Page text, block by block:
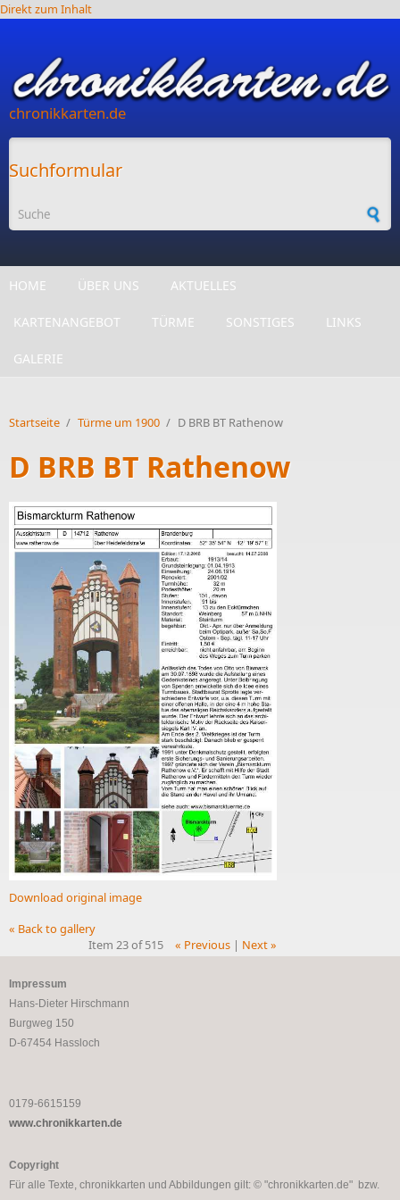
Direkt zum Inhalt
chronikkarten.de
Suchformular
HOME ÜBER UNS AKTUELLES
KARTENANGEBOT TÜRME SONSTIGES LINKS
GALERIE
Startseite / Türme um 1900 / D BRB BT Rathenow
D BRB BT Rathenow
Download original image
« Back to gallery
Item 23 of 515
« Previous| Next »
Impressum
Hans-Dieter Hirschmann
Burgweg 150
D-67454 Hassloch
0179-6615159
www.chronikkarten.de
Copyright
Für alle Texte, chronikkarten und Abbildungen gilt: © "chronikkarten.de" bzw.